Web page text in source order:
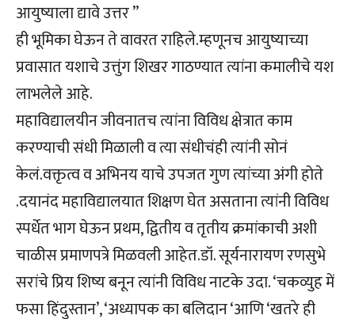
आयुष्याला द्यावे उत्तर ”
ही भूमिका घेऊन ते वावरत राहिले.म्हणूनच आयुष्याच्या
प्रवासात यशाचे उत्तुंग शिखर गाठण्यात त्यांना कमालीचे यश
लाभलेले आहे.
महाविद्यालयीन जीवनातच त्यांना विविध क्षेत्रात काम
करण्याची संधी मिळाली व त्या संधीचंही त्यांनी सोनं
केलं.वक्तृत्व व अभिनय याचे उपजत गुण त्यांच्या अंगी होते
.दयानंद महाविद्यालयात शिक्षण घेत असताना त्यांनी विविध
स्पर्धेत भाग घेऊन प्रथम, द्वितीय व तृतीय क्रमांकाची अशी
चाळीस प्रमाणपत्रे मिळवली आहेत.डॉ. सूर्यनारायण रणसुभे
सरांचे प्रिय शिष्य बनून त्यांनी विविध नाटके उदा. ‘चकव्युह में
फसा हिंदुस्तान’, ‘अध्यापक का बलिदान ‘आणि ‘खतरे ही